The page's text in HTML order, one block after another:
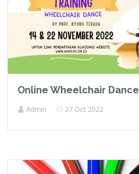
Online Wheelchair
Admin 27 Oct 2022